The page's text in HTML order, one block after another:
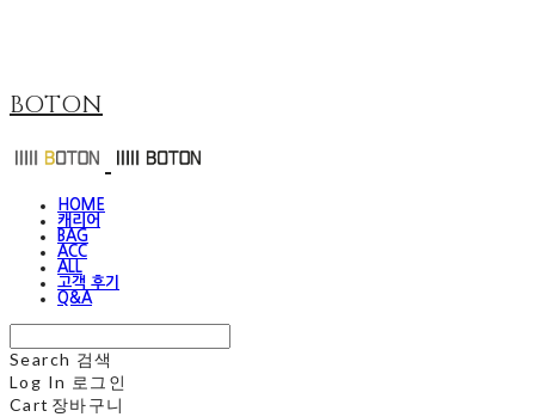
BOTON
HOME
캐리어
BAG
ACC
ALL
고객 후기
Q&A
Search 검색
Log In 로그인
Cart 장바구니